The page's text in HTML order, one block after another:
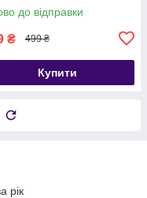
до відправки
₴ 499 ₴
Купити
рік